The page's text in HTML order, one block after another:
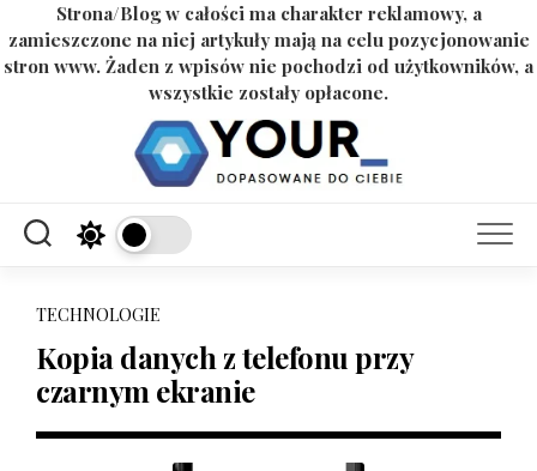
Strona/Blog w całości ma charakter reklamowy, a
zamieszczone na niej artykuły mają na celu pozycjonowanie
stron www. Żaden z wpisów nie pochodzi od użytkowników, a
wszystkie zostały opłacone.
TECHNOLOGIE
Kopia danych z telefonu przy
czarnym ekranie